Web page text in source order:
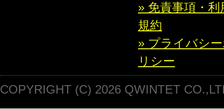
» 免責事項・利
規約
» プライバシ
リシー
COPYRIGHT (C) 2026 QWINTET